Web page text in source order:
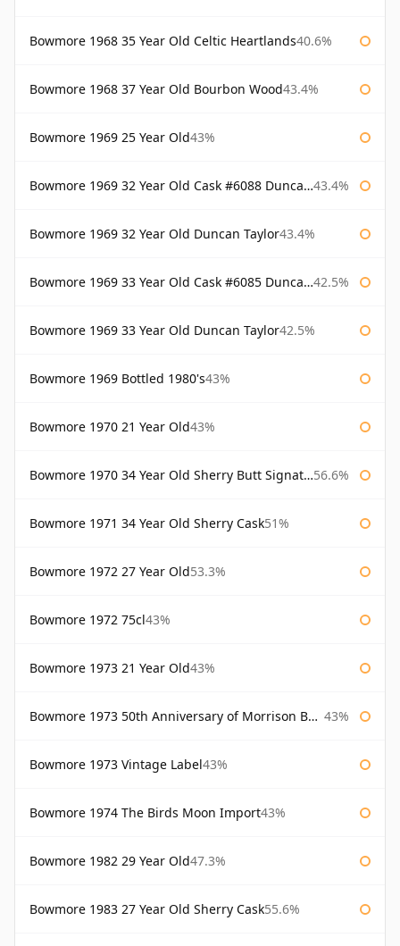
Bowmore 1968 35 Year Old Celtic Heartlands40.6%
Bowmore 1968 37 Year Old Bourbon Wood43.4%
Bowmore 1969 25 Year Old43%
Bowmore 1969 32 Year Old Cask #6088 Duncan Taylor 43.4%
Bowmore 1969 32 Year Old Duncan Taylor43.4%
Bowmore 1969 33 Year Old Cask #6085 Duncan Taylor 42.5%
Bowmore 1969 33 Year Old Duncan Taylor42.5%
Bowmore 1969 Bottled 1980's43%
Bowmore 1970 21 Year Old43%
Bowmore 1970 34 Year Old Sherry Butt Signatory 56.6%
Bowmore 1971 34 Year Old Sherry Cask51%
Bowmore 1972 27 Year Old53.3%
Bowmore 1972 75cl43%
Bowmore 1973 21 Year Old43%
Bowmore 1973 50th Anniversary of Morrison Bowmore 43%
Bowmore 1973 Vintage Label43%
Bowmore 1974 The Birds Moon Import43%
Bowmore 1982 29 Year Old47.3%
Bowmore 1983 27 Year Old Sherry Cask55.6%